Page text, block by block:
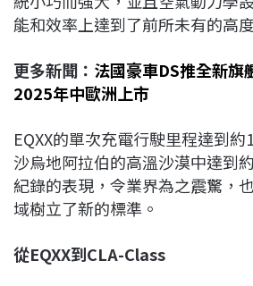
能和效率上達到了前所未有的高
更多新聞： 法國豪車DS推全新旗
2025年中歐洲上市
EQXX的單次充電行駛里程達到
沙烏地阿拉伯的高溫沙漠中達到
紀錄的表現，令業界為之震驚，
域樹立了新的標準。
從EQXX到CLA-Class